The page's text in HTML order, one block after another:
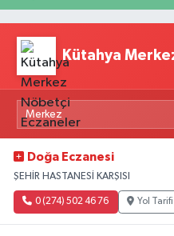
Kütahya
Doğa Eczanesi
ŞEHİR HASTANESİ KARŞISI
0 (274) 502 46 76 Yol Tarifi